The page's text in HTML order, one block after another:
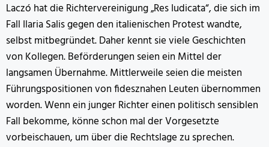
Laczó hat die Richtervereinigung „Res Iudicata“, die sich im
Fall Ilaria Salis gegen den italienischen Protest wandte,
selbst mitbegründet. Daher kennt sie viele Geschichten
von Kollegen. Beförderungen seien ein Mittel der
langsamen Übernahme. Mittlerweile seien die meisten
Führungspositionen von fidesznahen Leuten übernommen
worden. Wenn ein junger Richter einen politisch sensiblen
Fall bekomme, könne schon mal der Vorgesetzte
vorbeischauen, um über die Rechtslage zu sprechen.